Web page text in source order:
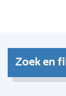
Zoek en